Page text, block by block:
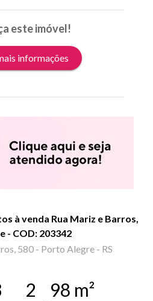
este imóvel!
informações
à venda Rua Mariz e Barros,
- COD: 203342
580 - Porto Alegre - RS
2 98 m²